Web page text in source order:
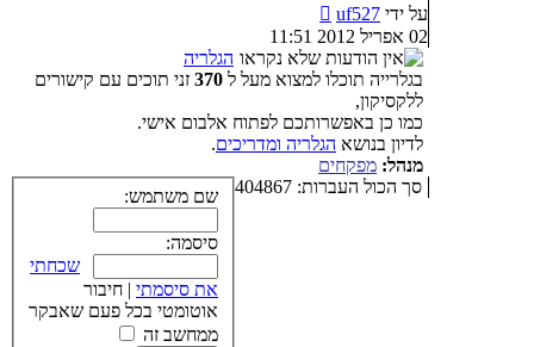
על ידי uf527
בהודעה
האחרונה
02 אפריל 2012 11:51
הגלריה
בגלרייה תוכלו למצוא מעל ל 370 זני תוכים עם קישורים
ללקסיקון,
כמו כן באפשרותכם לפתוח אלבום אישי.
לדיון בנושא הגלריה ומדריכים.
מנהל: מפקחים
סך הכול העברות: 404867
שם משתמש:
סיסמה:
שכחתי
את סיסמתי | חיבור
אוטומטי בכל פעם שאבקר
ממחשב זה